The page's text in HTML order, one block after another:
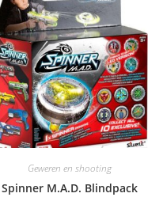
Geweren en shooting
Spinner M.A.D. Blindpack